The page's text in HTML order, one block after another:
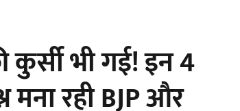
भी गई! इन 4
मना रही BJP और